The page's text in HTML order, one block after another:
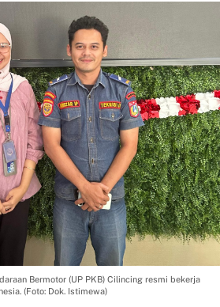
Bermotor (UP PKB) Cilincing resmi bekerja
(Foto: Dok. Istimewa)